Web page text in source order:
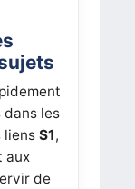
dans les
liens S1,
aux
de